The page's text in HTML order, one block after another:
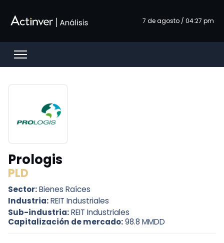
7 de agosto / 04:27 pm
Open menu
Prologis
PLD
Sector:Bienes Raíces
Industria:REIT Industriales
Sub-industria:REIT Industriales
Capitalización de mercado:98.8 MMDD